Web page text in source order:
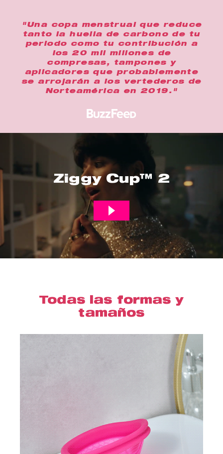
"Una copa menstrual que reduce
tanto la huella de carbono de tu
periodo como tu contribución a
los 20 mil millones de
compresas, tampones y
aplicadores que probablemente
se arrojarán a los vertederos de
Norteamérica en 2019."
Ziggy Cup™ 2
Todas las formas y
tamaños